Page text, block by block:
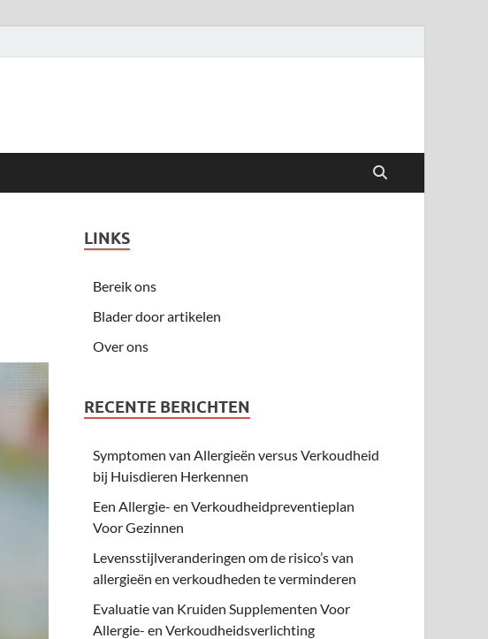
LINKS
Bereik ons
Blader door artikelen
Over ons
RECENTE BERICHTEN
Symptomen van Allergieën versus Verkoudheid
bij Huisdieren Herkennen
Een Allergie- en Verkoudheidpreventieplan
Voor Gezinnen
Levensstijlveranderingen om de risico’s van
allergieën en verkoudheden te verminderen
Evaluatie van Kruiden Supplementen Voor
Allergie- en Verkoudheidsverlichting